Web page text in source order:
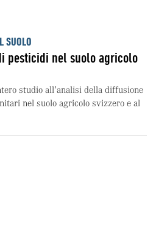
SUOLO
pesticidi nel suolo agricolo
studio all’analisi della diffusione
nel suolo agricolo svizzero e al